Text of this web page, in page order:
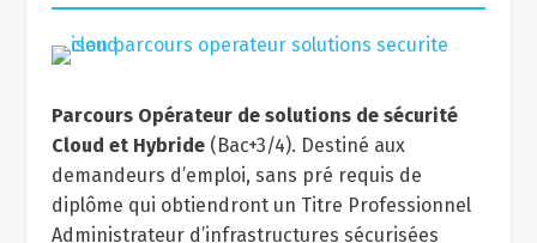
Parcours Opérateur de solutions de sécurité
Cloud et Hybride(Bac+3/4). Destiné aux
demandeurs d’emploi, sans pré requis de
diplôme qui obtiendront un Titre Professionnel
Administrateur d’infrastructures sécurisées